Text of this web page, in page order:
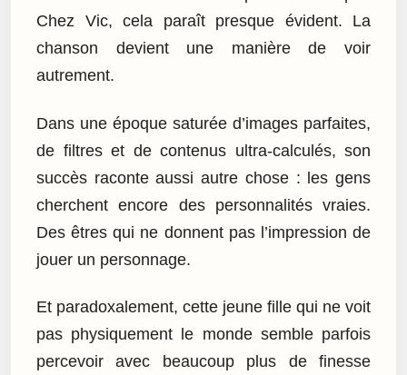
Chez Vic, cela paraît presque évident. La
chanson devient une manière de voir
autrement.
Dans une époque saturée d’images parfaites,
de filtres et de contenus ultra-calculés, son
succès raconte aussi autre chose : les gens
cherchent encore des personnalités vraies.
Des êtres qui ne donnent pas l’impression de
jouer un personnage.
Et paradoxalement, cette jeune fille qui ne voit
pas physiquement le monde semble parfois
percevoir avec beaucoup plus de finesse